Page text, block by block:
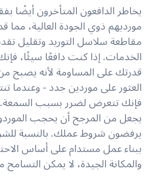
يخاطر الدافعون المتأخرون أيضًا
مورديهم ذوي الجودة العالية، مما
مقاطعة سلاسل التوريد وتقليل
الخدمات. إذا كنت دافعًا سيئًا،
قدرتك على المساومة لأنه
العثور على موردين جدد - وعندما
فإنك تتعرض لضرر بسبب السمعة.
يجعل من المرجح أن يحجب
يرفضون شروط عملك. بالنسبة
ببناء عمل مستدام على أساس
والمكانة الجيدة، لا يمكن التسامح